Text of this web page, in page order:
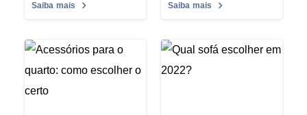
Saiba mais Saiba mais